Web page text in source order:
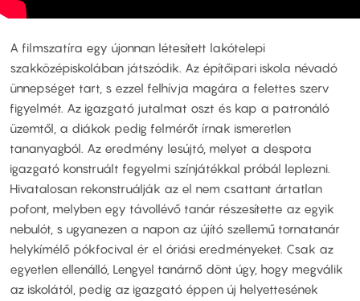
A filmszatíra egy újonnan létesített lakótelepi
szakközépiskolában játszódik. Az építőipari iskola névadó
ünnepséget tart, s ezzel felhívja magára a felettes szerv
figyelmét. Az igazgató jutalmat oszt és kap a patronáló
üzemtől, a diákok pedig felmérőt írnak ismeretlen
tananyagból. Az eredmény lesújtó, melyet a despota
igazgató konstruált fegyelmi színjátékkal próbál leplezni.
Hivatalosan rekonstruálják az el nem csattant ártatlan
pofont, melyben egy távollévő tanár részesítette az egyik
nebulót, s ugyanezen a napon az újító szellemű tornatanár
helykímélő pókfocival ér el óriási eredményeket. Csak az
egyetlen ellenálló, Lengyel tanárnő dönt úgy, hogy megválik
az iskolától, pedig az igazgató éppen új helyettesének